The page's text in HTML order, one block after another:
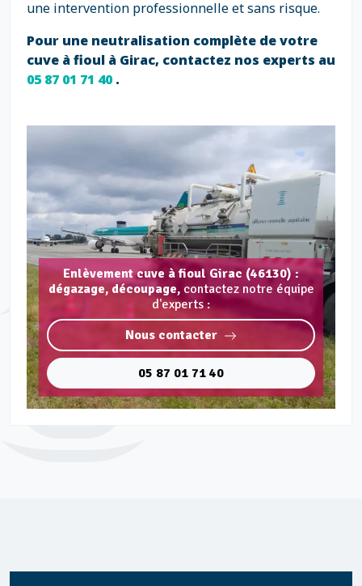
une intervention professionnelle et sans risque.
Pour une neutralisation complète de votre
cuve à fioul à Girac, contactez nos experts au
05 87 01 71 40.
Enlèvement cuve à fioul Girac (46130) :
dégazage, découpage, contactez notre équipe
d'experts :
Nous contacter
05 87 01 71 40